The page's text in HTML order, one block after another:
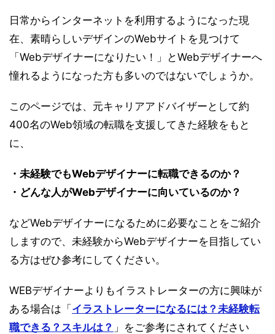
日常からインターネットを利用するようになった現
在、素晴らしいデザインのWebサイトを見つけて
「Webデザイナーになりたい！」とWebデザイナーへ
憧れるようになった方も多いのではないでしょうか。
このページでは、元キャリアアドバイザーとして約
400名のWeb領域の転職を支援してきた経験をもと
に、
・未経験でもWebデザイナーに転職できるのか？
・どんな人がWebデザイナーに向いているのか？
などWebデザイナーになるために必要なことをご紹介
しますので、未経験からWebデザイナーを目指してい
る方はぜひ参考にしてください。
WEBデザイナーよりもイラストレーターの方に興味が
ある場合は「イラストレーターになるには？未経験転
職できる？スキルは？ 」をご参考にされてください